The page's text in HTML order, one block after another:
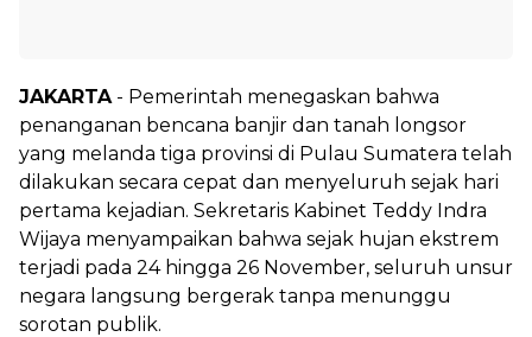
JAKARTA- Pemerintah menegaskan bahwa
penanganan bencana banjir dan tanah longsor
yang melanda tiga provinsi di Pulau Sumatera telah
dilakukan secara cepat dan menyeluruh sejak hari
pertama kejadian. Sekretaris Kabinet Teddy Indra
Wijaya menyampaikan bahwa sejak hujan ekstrem
terjadi pada 24 hingga 26 November, seluruh unsur
negara langsung bergerak tanpa menunggu
sorotan publik.